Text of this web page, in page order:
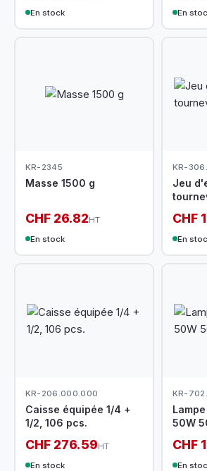
En stock
En
KR-2345
Masse 1500 g
CHF 26.82HT
En stock
KR-
Jeu
CHF
En
KR-206.000.000
Caisse équipée 1/4 +
1/2, 106 pcs.
CHF 276.59HT
En stock
KR-
50W
CHF
En